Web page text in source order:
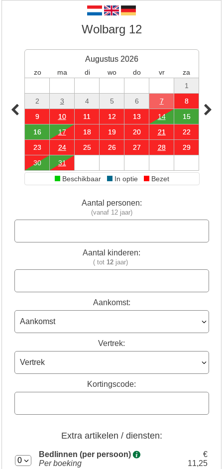
Wolbarg 12
Augustus 2026
zo ma di wo do vr
za
1
2
3 4 5 6 7
8
9
10 11 12 13 14
15
16
17 18 19 20 21
22
23
24 25 26 27 28
29
30
31
Beschikbaar
In optie Bezet
Aantal personen:
(vanaf 12 jaar)
Aantal kinderen:
( tot 12 jaar)
Aankomst:
Vertrek:
Kortingscode:
Extra artikelen / diensten:
Bedlinnen (per persoon)
Per boeking
€
11,25